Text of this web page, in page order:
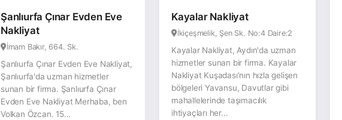
Şanlıurfa Çınar Evden Eve
Nakliyat
İmam Bakır, 664. Sk.
Şanlıurfa Çınar Evden Eve Nakliyat,
Şanlıurfa'da uzman hizmetler
sunan bir firma. Şanlıurfa Çınar
Evden Eve Nakliyat Merhaba, ben
Volkan Özcan. 15...
Kayalar Nakliyat
İkiçeşmelik, Şen Sk. No:4 Daire:2
Kayalar Nakliyat, Aydın'da uzman
hizmetler sunan bir firma. Kayalar
Nakliyat Kuşadası’nın hızla gelişen
bölgeleri Yavansu, Davutlar gibi
mahallelerinde taşımacılık
ihtiyaçları her...